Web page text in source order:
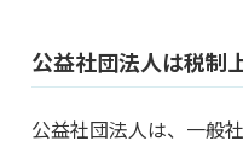
公益社団法人は税制
公益社団法人は、一般